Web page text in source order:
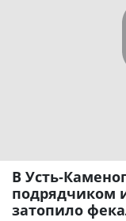
В Усть-
подрядчиком
затопило